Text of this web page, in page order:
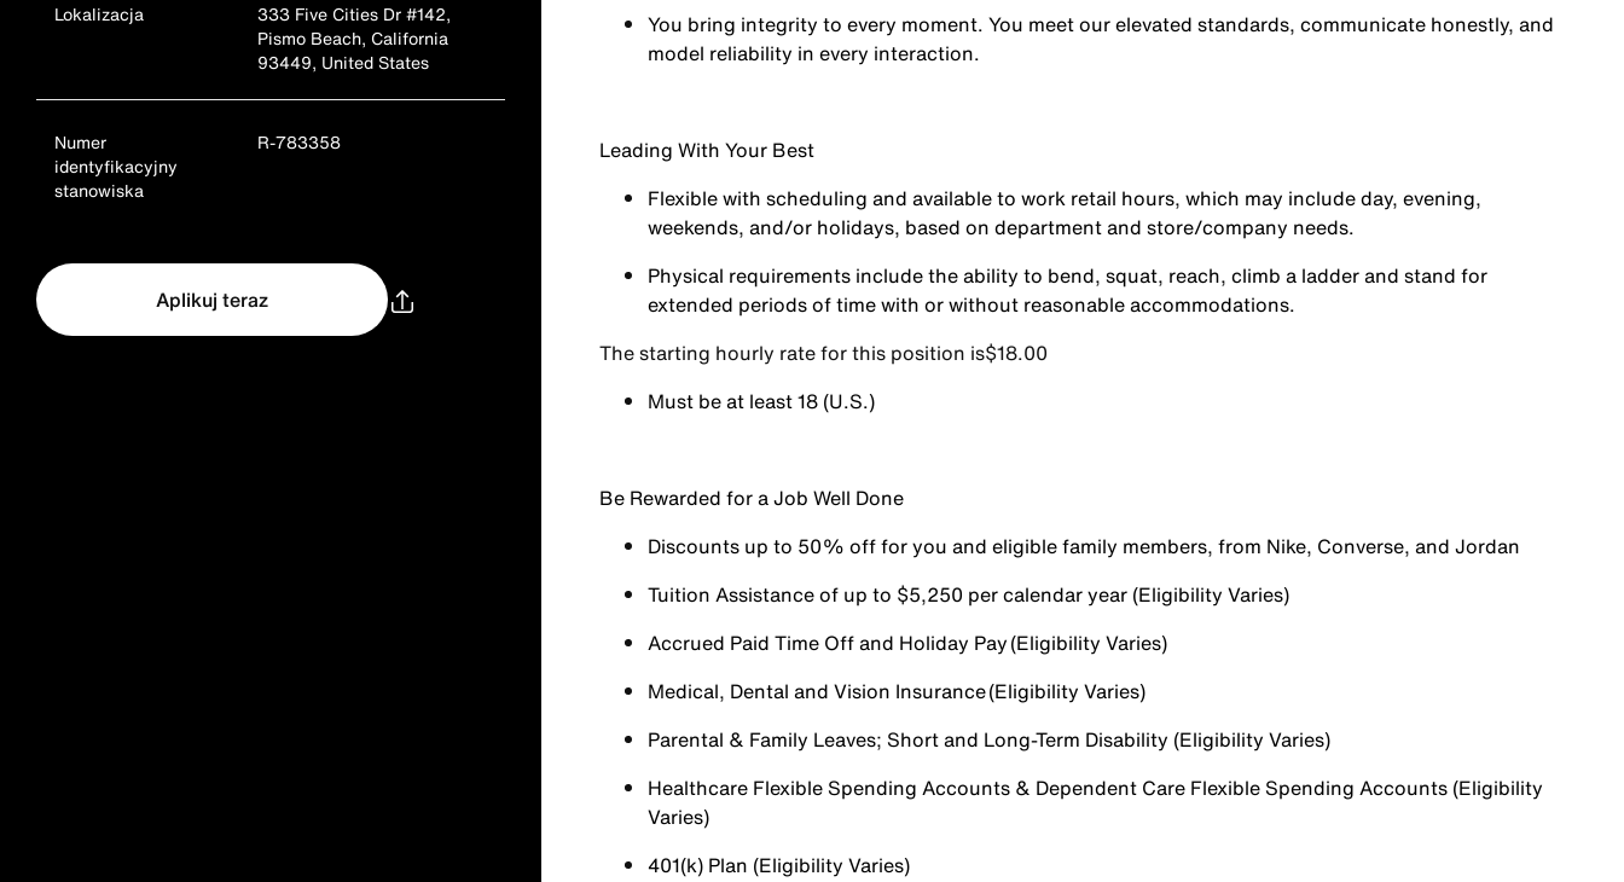
Lokalizacja
333 Five Cities Dr #142,
Pismo Beach, California
93449, United States
Numer
identyfikacyjny
stanowiska
R-783358
Aplikuj teraz
You bring integrity to every moment. You meet our elevated standards, communicate honestly, and
model reliability in every interaction.
Leading With Your Best
Flexible with scheduling and available to work retail hours, which may include day, evening,
weekends, and/or holidays, based on department and store/company needs.
Physical requirements include the ability to bend, squat, reach, climb a ladder and stand for
extended periods of time with or without reasonable accommodations.
The starting hourly rate for this position isㅤ$18.00
Must be at least 18 (U.S.)
Be Rewarded for a Job Well Done
Discounts up to 50% off for you and eligible family members, from Nike, Converse, and Jordan
Tuition Assistance of up to $5,250 per calendar year (Eligibility Varies)
Accrued Paid Time Off and Holiday Pay (Eligibility Varies)
Medical, Dental and Vision Insurance (Eligibility Varies)
Parental & Family Leaves; Short and Long-Term Disability (Eligibility Varies)
Healthcare Flexible Spending Accounts & Dependent Care Flexible Spending Accounts (Eligibility
Varies)
401(k) Plan (Eligibility Varies)